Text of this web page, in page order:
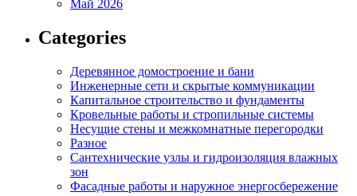
Май 2026
Categories
Деревянное домостроение и бани
Инженерные сети и скрытые коммуникации
Капитальное строительство и фундаменты
Кровельные работы и стропильные системы
Несущие стены и межкомнатные перегородки
Разное
Сантехнические узлы и гидроизоляция влажных
зон
Фасадные работы и наружное энергосбережение